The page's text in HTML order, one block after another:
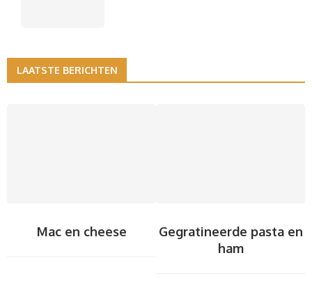
LAATSTE BERICHTEN
Mac en cheese
Gegratineerde pasta en
ham